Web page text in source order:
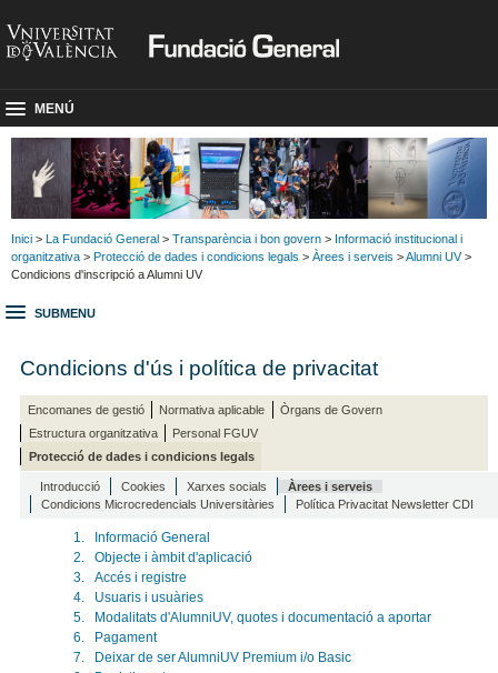
MENÚ
Inici > La Fundació General > Transparència i bon govern > Informació institucional i
organitzativa > Protecció de dades i condicions legals > Àrees i serveis >Alumni UV>
Condicions d'inscripció a Alumni UV
SUBMENU
Condicions d'ús i política de privacitat
Encomanes de gestió Normativa aplicable
Òrgans de Govern
Estructura organitzativa
Personal FGUV
Protecció de dades i condicions legals
Introducció Cookies Xarxes socials
Àrees i serveis
Condicions Microcredencials Universitàries
Política Privacitat Newsletter CDI
1. Informació General
2. Objecte i àmbit d'aplicació
3. Accés i registre
4. Usuaris i usuàries
5. Modalitats d'AlumniUV, quotes i documentació a aportar
6. Pagament
7. Deixar de ser AlumniUV Premium i/o Basic